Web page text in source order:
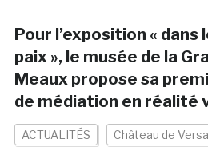
Pour l’exposition « dans
paix », le musée de la
Meaux propose sa
de médiation en réalité
ACTUALITÉS Château de